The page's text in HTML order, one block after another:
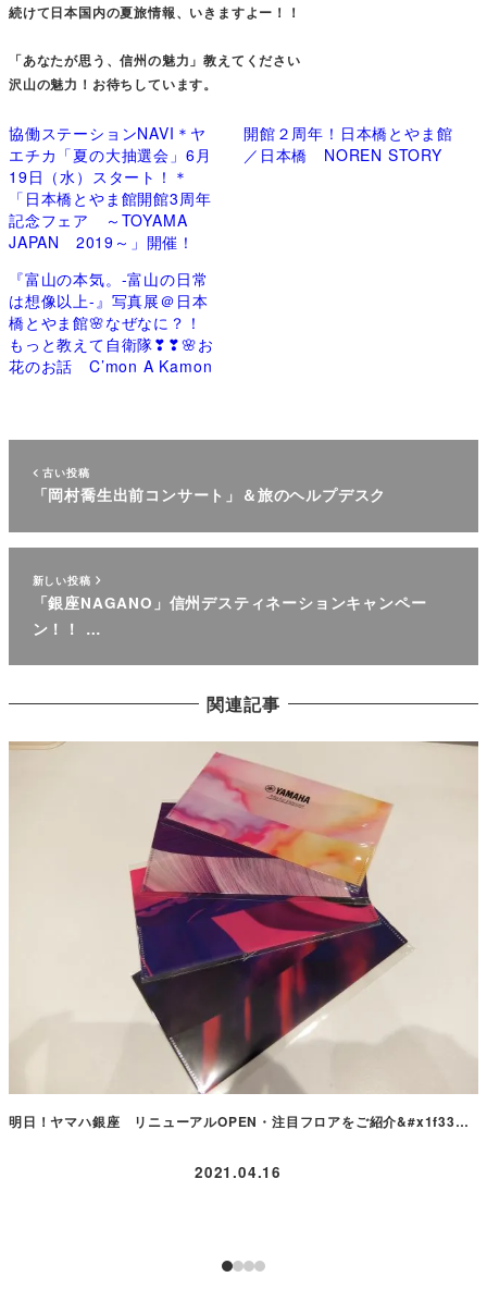
続けて日本国内の夏旅情報、いきますよー！！
「あなたが思う、信州の魅力」教えてください
沢山の魅力！お待ちしています。
協働ステーションNAVI＊ヤ
エチカ「夏の大抽選会」6月
19日（水）スタート！＊
「日本橋とやま館開館3周年
記念フェア ～TOYAMA
JAPAN 2019～」開催！
開館２周年！日本橋とやま館
／日本橋 NOREN STORY
『富山の本気。-富山の日常
は想像以上-』写真展＠日本
橋とやま館🌸なぜなに？！
もっと教えて自衛隊❣❣🌸お
花のお話 C’mon A Kamon
古い投稿
「岡村喬生出前コンサート」＆旅のヘルプデスク
新しい投稿
「銀座NAGANO」信州デスティネーションキャンペー
ン！！ …
関連記事
明日！ヤマハ銀座 リニューアルOPEN・注目フロアをご紹介&#x1f33…
2021.04.16